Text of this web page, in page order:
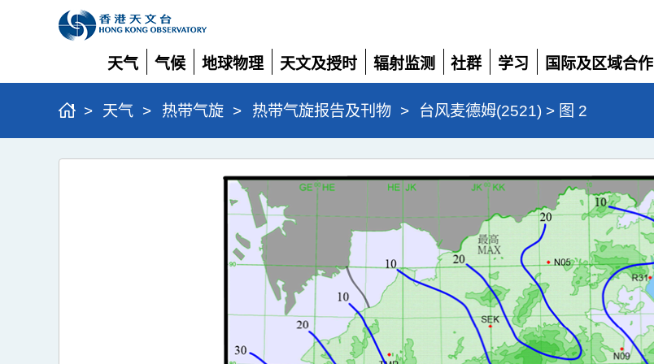
天气
展
开
气候
展
开
地球物理
展
开
天文及授时
展
开
辐射监测
展
开
社群
展
开
学习
展
开
国际及区域合作
展
开
> 天气 > 热带气旋 > 热带气旋报告及刊物 > 台风麦德姆(2521) > 图 2
台